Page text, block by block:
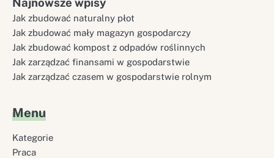
Jak zbudować naturalny płot
Jak zbudować mały magazyn gospodarczy
Jak zbudować kompost z odpadów roślinnych
Jak zarządzać finansami w gospodarstwie
Jak zarządzać czasem w gospodarstwie rolnym
Menu
Kategorie
Praca